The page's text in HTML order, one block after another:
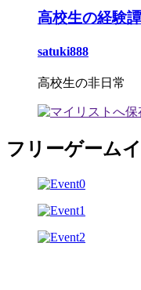
高校生の経験譚
satuki888
高校生の非日常
フリーゲーム